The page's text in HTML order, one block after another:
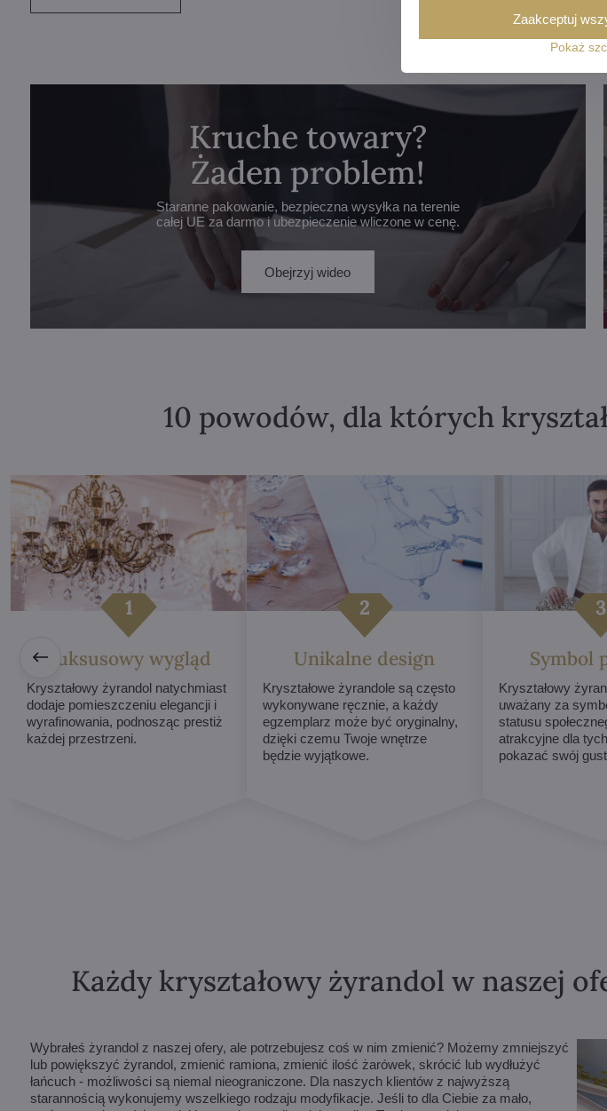
Kruche towary?
Żaden problem!
Staranne pakowanie, bezpieczna wysyłka na terenie
całej UE za darmo i ubezpieczenie wliczone w cenę.
Obejrzyj wideo
10 powodów, dla których
Luksusowy wygląd
Kryształowy żyrandol natychmiast
dodaje pomieszczeniu elegancji i
wyrafinowania, podnosząc prestiż
każdej przestrzeni.
Unikalne design
Kryształowe żyrandole są często
wykonywane ręcznie, a każdy
egzemplarz może być oryginalny,
dzięki czemu Twoje wnętrze
będzie wyjątkowe.
Symbol
Kryształowy
uważany za
statusu
atrakcyjne dla
pokazać swój
Każdy kryształowy żyrandol w naszej
Wybrałeś żyrandol z naszej ofery, ale potrzebujesz coś w nim zmienić? Możemy zmniejszyć
lub powiększyć żyrandol, zmienić ramiona, zmienić ilość żarówek, skrócić lub wydłużyć
łańcuch - możliwości są niemal nieograniczone. Dla naszych klientów z najwyższą
starannością wykonujemy wszelkiego rodzaju modyfikacje. Jeśli to dla Ciebie za mało,
Pokaż
Zaakceptuj